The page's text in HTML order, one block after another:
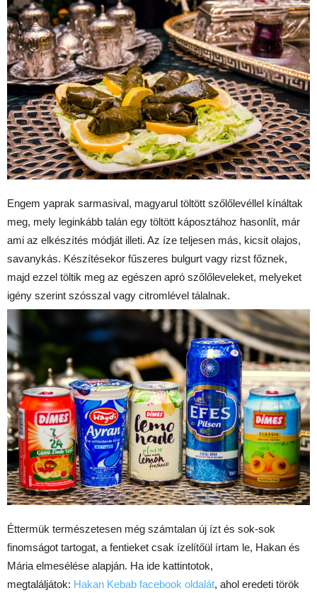
Engem yaprak sarmasival, magyarul töltött szőlőlevéllel kínáltak
meg, mely leginkább talán egy töltött káposztához hasonlít, már
ami az elkészítés módját illeti. Az íze teljesen más, kicsit olajos,
savanykás. Készítésekor fűszeres bulgurt vagy rizst főznek,
majd ezzel töltik meg az egészen apró szőlőleveleket, melyeket
igény szerint szósszal vagy citromlével tálalnak.
Éttermük természetesen még számtalan új ízt és sok-sok
finomságot tartogat, a fentieket csak ízelítőül írtam le, Hakan és
Mária elmesélése alapján. Ha ide kattintotok,
megtaláljátok: Hakan Kebab facebook oldalát, ahol eredeti török